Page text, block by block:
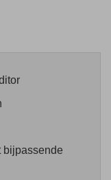
bijpassende